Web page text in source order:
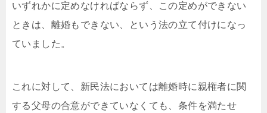
いずれかに定めなければならず、この定めができない
ときは、離婚もできない、という法の立て付けになっ
ていました。
これに対して、新民法においては離婚時に親権者に関
する父母の合意ができていなくても、条件を満たせ